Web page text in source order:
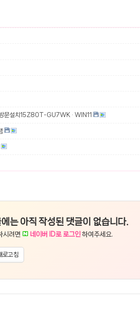
문설치15Z80T-GU7WK · WIN11
는 아직 작성된 댓글이 없습니다.
시려면 네이버 ID로 로그인 하여주세요.
로고침